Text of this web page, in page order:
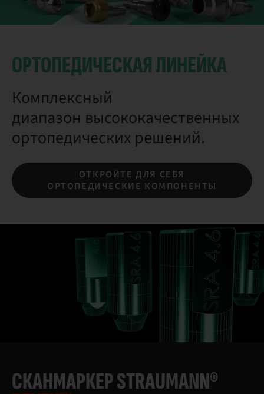
ОРТОПЕДИЧЕСКАЯ ЛИНЕЙКА
Комплексный
диапазон высококачественных
ортопедических решений.
ОТКРОЙТЕ ДЛЯ СЕБЯ
ОРТОПЕДИЧЕСКИЕ КОМПОНЕНТЫ
СКАНМАРКЕР STRAUMANN®